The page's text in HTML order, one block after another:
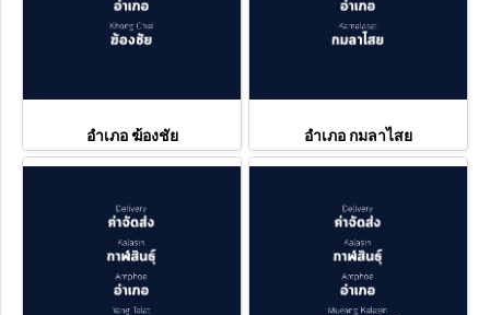
อำเภอ ฆ้องชัย อำเภอ กมลาไสย